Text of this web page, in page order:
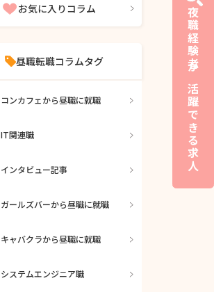
夜職経験者が活躍できる求人
お気に入りコラム
昼職転職コラムタグ
コンカフェから昼職に就職
IT関連職
インタビュー記事
ガールズバーから昼職に就職
キャバクラから昼職に就職
システムエンジニア職